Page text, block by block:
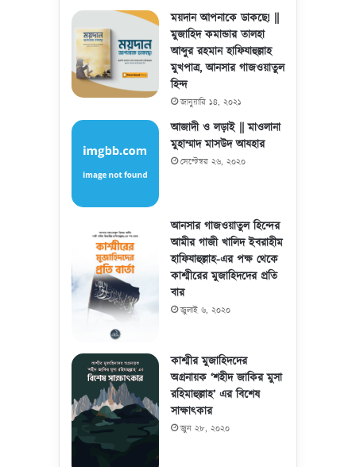
ময়দান আপনাকে ডাকছে! ||
মুজাহিদ কমান্ডার তালহা
আব্দুর রহমান হাফিযাহুল্লাহ
মুখপাত্র, আনসার গাজওয়াতুল
হিন্দ
জানুয়ারি ১৪, ২০২১
আজাদী ও লড়াই || মাওলানা
মুহাম্মাদ মাসউদ আযহার
সেপ্টেম্বর ২৬, ২০২০
আনসার গাজওয়াতুল হিন্দের
আমীর গাজী খালিদ ইবরাহীম
হাফিযাহুল্লাহ-এর পক্ষ থেকে
কাশ্মীরের মুজাহিদদের প্রতি
বার
জুলাই ৬, ২০২০
কাশ্মীর মুজাহিদদের
অগ্রনায়ক ‘শহীদ জাকির মুসা
রহিমাহুল্লাহ’ এর বিশেষ
সাক্ষাৎকার
জুন ২৮, ২০২০